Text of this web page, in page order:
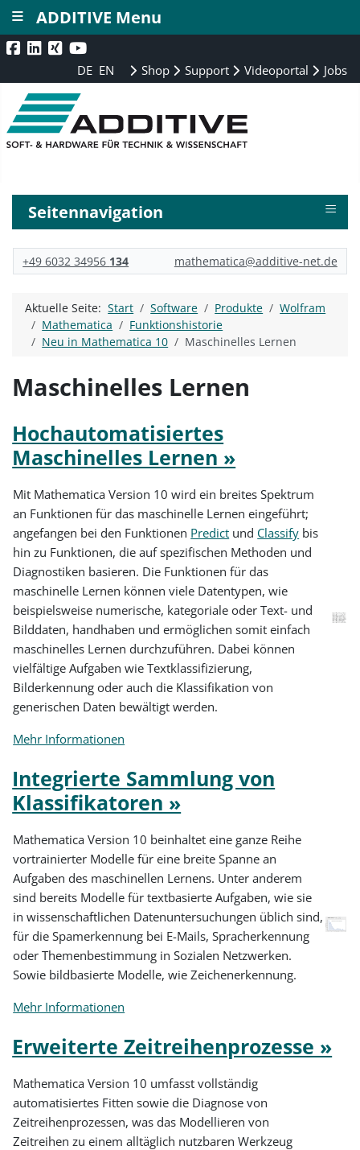
DE EN Shop Support Videoportal Jobs
Seitennavigation ≡
+49 6032 34956 134 mathematica@additive-net.de
Aktuelle Seite:Start Software Produkte
Wolfram
Mathematica
Funktionshistorie
Neu in Mathematica 10
Maschinelles Lernen
Maschinelles Lernen
Hochautomatisiertes
Maschinelles Lernen »
Mit Mathematica Version 10 wird ein breites Spektrum
an Funktionen für das maschinelle Lernen eingeführt;
angefangen bei den Funktionen Predict und Classify bis
hin zu Funktionen, die auf spezifischen Methoden und
Diagnostiken basieren. Die Funktionen für das
maschinelle Lernen können viele Datentypen, wie
beispielsweise numerische, kategoriale oder Text- und
Bilddaten, handhaben und ermöglichen somit einfach
maschinelles Lernen durchzuführen. Dabei können
vielfältige Aufgaben wie Textklassifizierung,
Bilderkennung oder auch die Klassifikation von
generischen Daten bewältigt werden.
Mehr Informationen
Integrierte Sammlung von
Klassifikatoren »
Mathematica Version 10 beinhaltet eine ganze Reihe
vortrainierter Modelle für eine breite Spanne an
Aufgaben des maschinellen Lernens. Unter anderem
sind bereits Modelle für textbasierte Aufgaben, wie sie
in wissenschaftlichen Datenuntersuchungen üblich sind,
für die Spamerkennung bei E-Mails, Spracherkennung
oder Themenbestimmung in Sozialen Netzwerken.
Sowie bildbasierte Modelle, wie Zeichenerkennung.
Mehr Informationen
Erweiterte Zeitreihenprozesse »
Mathematica Version 10 umfasst vollständig
automatisiertes Fitten sowie die Diagnose von
Zeitreihenprozessen, was das Modellieren von
Zeitreihen zu einem alltäglich nutzbaren Werkzeug
ADDITIVE Menu
≡